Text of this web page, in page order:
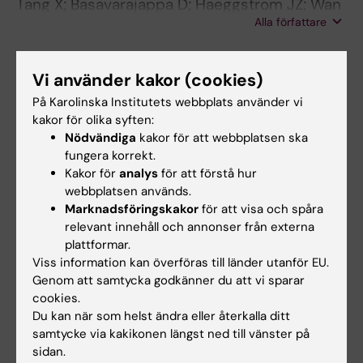
Tang X; Basavarajappa D; Haeggstrom JZ; Wan
Alla författare
3467
Cathelicidin LL-37 induces time-resolved
release of LTB4and TXA
macrophages and triggers eicosanoid
generationin vivo
Wan M; Soehnlein O; Tang X; van der Does AM;
Smedler E; Uhlen P; Lindbom L; Agerberth B;
Haeggstrom JZ
Alla författare
ARTICLE:JOURNAL OF LEUKOCYTE BIOLOGY.
2014;95(6):971-981
Antimicrobial peptide LL-37 promotes
bacterial phagocytosis by human
macrophages
Wan M; van der Does AM; Tang X; Lindbom L;
Vi använder kakor (cookies)
På Karolinska Institutets webbplats använder vi
kakor för olika syften:
Nödvändiga kakor för att webbplatsen ska
fungera korrekt.
Kakor för analys för att förstå hur
webbplatsen används.
Marknadsföringskakor för att visa och spåra
relevant innehåll och annonser från externa
plattformar.
Viss information kan överföras till länder utanför EU.
Genom att samtycka godkänner du att vi sparar
cookies.
Du kan när som helst ändra eller återkalla ditt
samtycke via kakikonen längst ned till vänster på
sidan.